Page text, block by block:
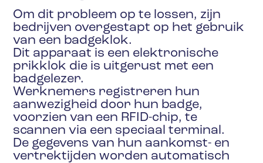
Om dit probleem op te lossen, zijn
bedrijven overgestapt op het gebruik
van een badgeklok.
Dit apparaat is een elektronische
prikklok die is uitgerust met een
badgelezer.
Werknemers registreren hun
aanwezigheid door hun badge,
voorzien van een RFID-chip, te
scannen via een speciaal terminal.
De gegevens van hun aankomst- en
vertrektijden worden automatisch